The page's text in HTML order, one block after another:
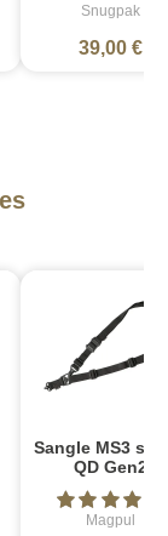
Snugpak
39,00 €
Sangle MS3
QD Gen2
Magpul